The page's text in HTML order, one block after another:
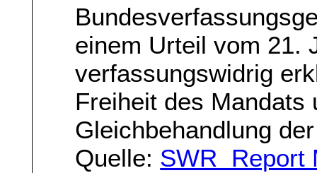
einem Urteil vom 21.
verfassungswidrig
Freiheit des Mandats
Gleichbehandlung
Quelle: SWR Report